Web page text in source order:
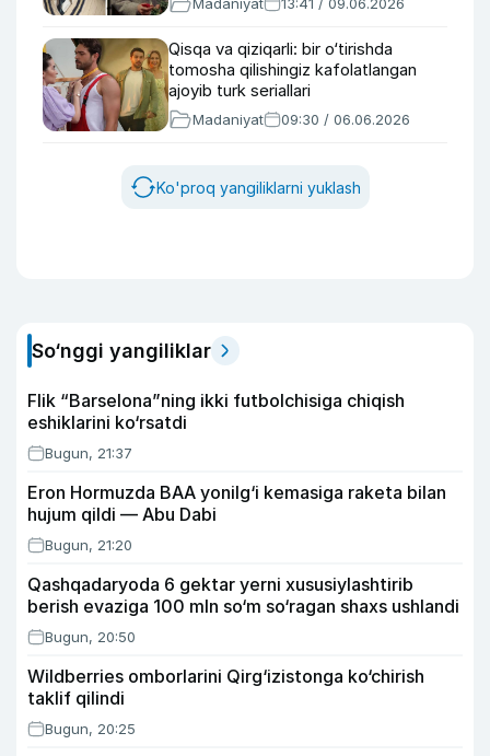
Qisqa va qiziqarli: bir o‘tirishda
tomosha qilishingiz kafolatlangan
ajoyib turk seriallari
Madaniyat 09:30 / 06.06.2026
Ko'proq yangiliklarni yuklash
So‘nggi yangiliklar
Flik “Barselona”ning ikki futbolchisiga chiqish
eshiklarini ko‘rsatdi
Bugun, 21:37
Eron Hormuzda BAA yonilg‘i kemasiga raketa bilan
hujum qildi — Abu Dabi
Bugun, 21:20
Qashqadaryoda 6 gektar yerni xususiylashtirib
berish evaziga 100 mln so‘m so‘ragan shaxs ushlandi
Bugun, 20:50
Wildberries omborlarini Qirg‘izistonga ko‘chirish
taklif qilindi
Bugun, 20:25